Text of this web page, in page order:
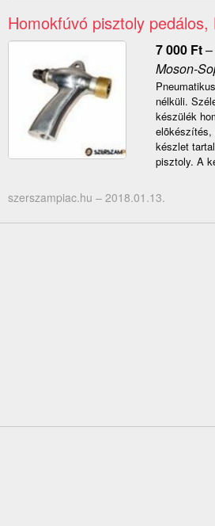
Homokfúvó pisztoly pedálos,
7 000 Ft–
Moson-
nélküli.
készülék
készlet
pisztoly. A
szerszampiac.hu – 2018.01.13.